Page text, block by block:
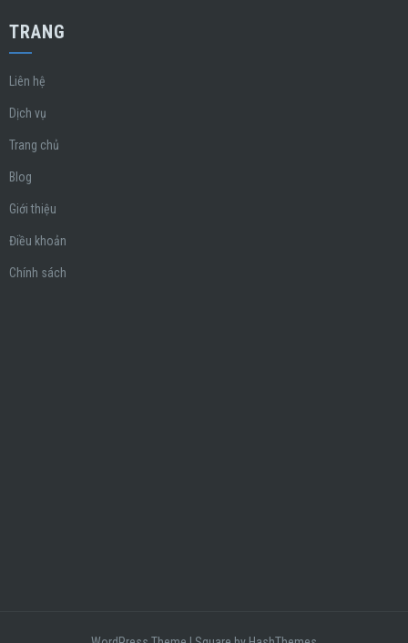
TRANG
Liên hệ
Dịch vụ
Trang chủ
Blog
Giới thiệu
Điều khoản
Chính sách